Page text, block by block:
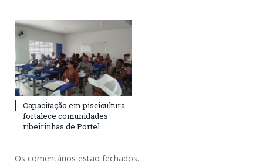
Capacitação em piscicultura
fortalece comunidades
ribeirinhas de Portel
Os comentários estão fechados.